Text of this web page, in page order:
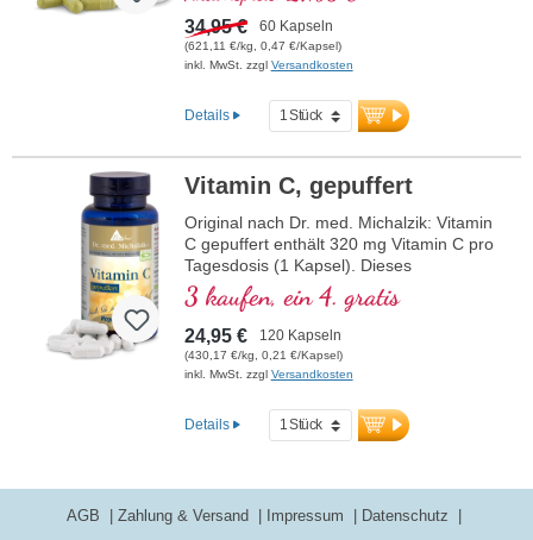
34,95 € 60 Kapseln
(621,11 €/kg, 0,47 €/Kapsel)
inkl. MwSt. zzgl Versandkosten
Details
Vitamin C, gepuffert
Original nach Dr. med. Michalzik: Vitamin
C gepuffert enthält 320 mg Vitamin C pro
Tagesdosis (1 Kapsel). Dieses
hochwertige Nahrungsergänzungsmittel
ist frei von Zusatzstoffen und wird in
Deutschland hergestellt. Die Versiegelung
ist aluminiumfrei.
3 kaufen, ein 4. gratis
24,95 € 120 Kapseln
(430,17 €/kg, 0,21 €/Kapsel)
inkl. MwSt. zzgl Versandkosten
Details
AGB Zahlung & Versand Impressum Datenschutz